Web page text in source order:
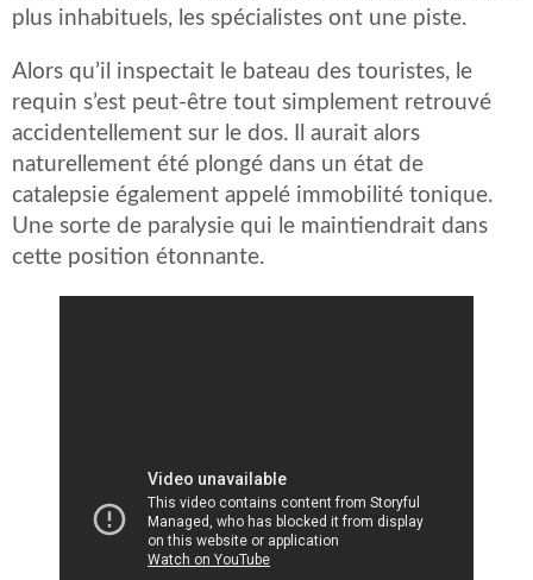
plus inhabituels, les spécialistes ont une piste.
Alors qu’il inspectait le bateau des touristes, le
requin s’est peut-être tout simplement retrouvé
accidentellement sur le dos. Il aurait alors
naturellement été plongé dans un état de
catalepsie également appelé immobilité tonique.
Une sorte de paralysie qui le maintiendrait dans
cette position étonnante.